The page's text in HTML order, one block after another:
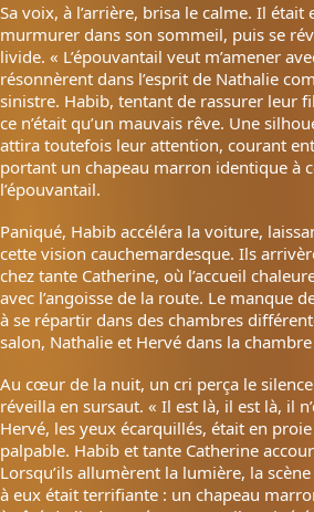
Sa voix, à l’arrière, brisa le calme. Il était
murmurer dans son sommeil, puis se
livide. « L’épouvantail veut m’amener
résonnèrent dans l’esprit de Nathalie
sinistre. Habib, tentant de rassurer leur
ce n’était qu’un mauvais rêve. Une
attira toutefois leur attention, courant
portant un chapeau marron identique à
l’épouvantail.
Paniqué, Habib accéléra la voiture,
cette vision cauchemardesque. Ils
chez tante Catherine, où l’accueil
avec l’angoisse de la route. Le manque
à se répartir dans des chambres
salon, Nathalie et Hervé dans la chambre
Au cœur de la nuit, un cri perça le
réveilla en sursaut. « Il est là, il est là, il
Hervé, les yeux écarquillés, était en
palpable. Habib et tante Catherine
Lorsqu’ils allumèrent la lumière, la
à eux était terrifiante : un chapeau